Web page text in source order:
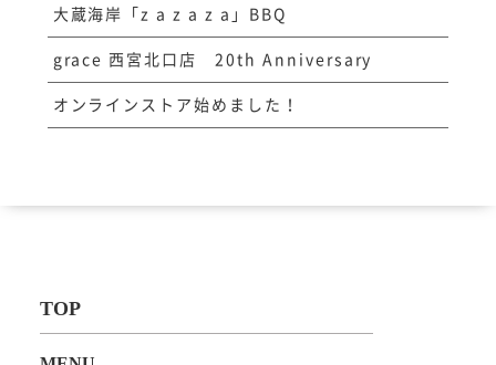
大蔵海岸「z a z a z a」BBQ
grace 西宮北口店 20th Anniversary
オンラインストア始めました！